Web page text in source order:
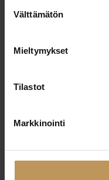
valinta
Välttämätön
Mieltymykset
Tilastot
Markkinointi